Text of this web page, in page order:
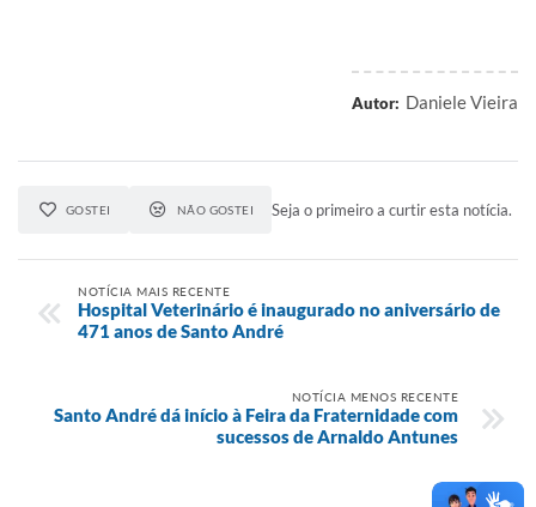
Autor: Daniele Vieira
GOSTEI NÃO GOSTEI Seja o primeiro a curtir esta notícia.
NOTÍCIA MAIS RECENTE
Hospital Veterinário é inaugurado no aniversário de
471 anos de Santo André
NOTÍCIA MENOS RECENTE
Santo André dá início à Feira da Fraternidade com
sucessos de Arnaldo Antunes